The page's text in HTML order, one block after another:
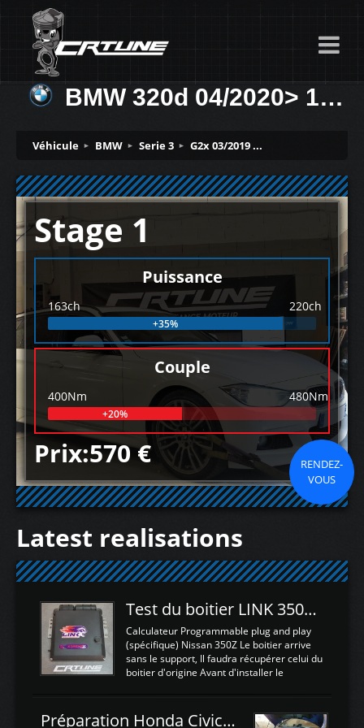
BMW 320d 04/2020> 163ch
Véhicule BMW Serie 3 G2x 03/2019 ...
Stage 1
Puissance
163ch 220ch
+35%
Couple
400Nm 480Nm
+20%
Prix:570 €
RENDEZ-
VOUS
Latest realisations
Test du boitier LINK 350Z Plugin ECU
Calculateur Programmable plug and play
(spécifique) Nissan 350Z Le boitier arrive
sans le support, Il faudra récupérer celui du
boitier d'origine Avant d'installer le
d'envoyer l'information de la large bande
Préparation Honda Civic Type R FK2